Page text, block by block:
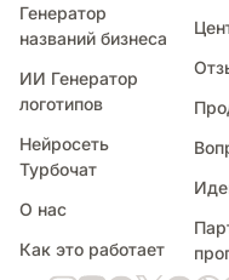
Генератор
названий бизнеса
ИИ Генератор
логотипов
Нейросеть
Турбочат
О нас
Как это работает